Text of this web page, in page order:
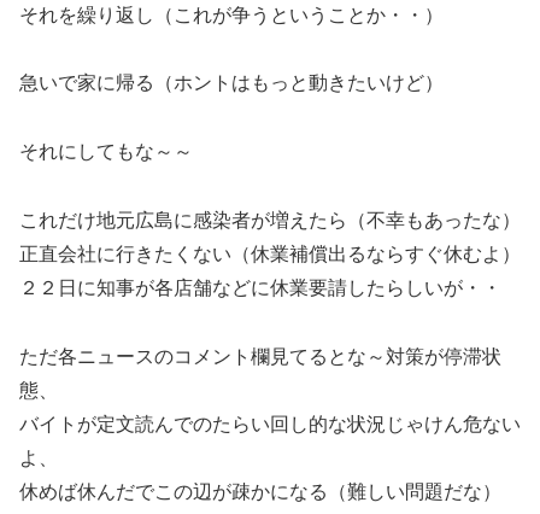
それを繰り返し（これが争うということか・・）
急いで家に帰る（ホントはもっと動きたいけど）
それにしてもな～～
これだけ地元広島に感染者が増えたら（不幸もあったな）
正直会社に行きたくない（休業補償出るならすぐ休むよ）
２２日に知事が各店舗などに休業要請したらしいが・・
ただ各ニュースのコメント欄見てるとな～対策が停滞状
態、
バイトが定文読んでのたらい回し的な状況じゃけん危ない
よ、
休めば休んだでこの辺が疎かになる（難しい問題だな）